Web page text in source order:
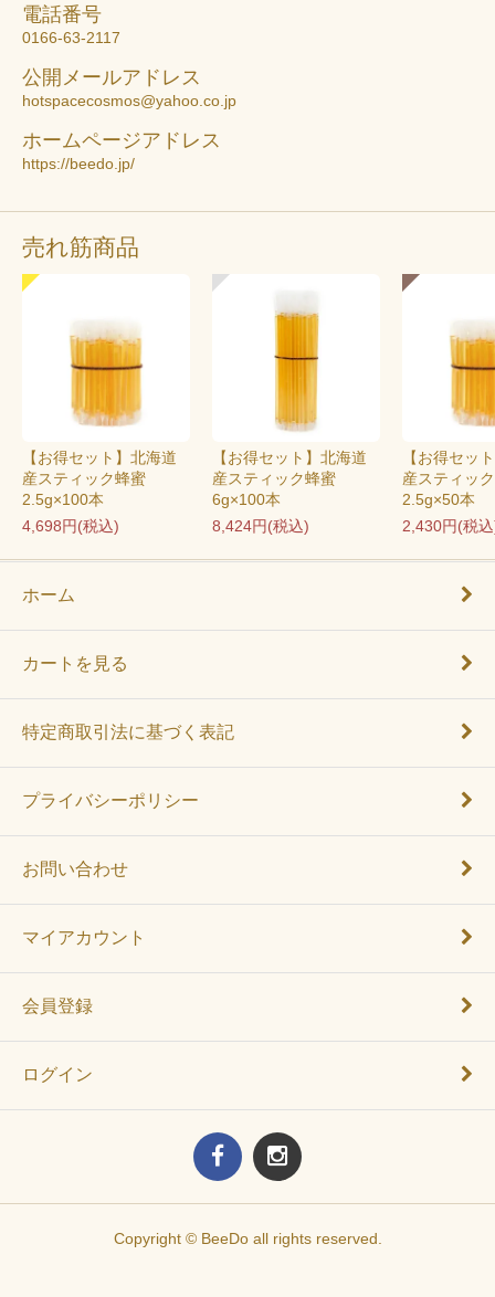
電話番号
0166-63-2117
公開メールアドレス
hotspacecosmos@yahoo.co.jp
ホームページアドレス
https://beedo.jp/
売れ筋商品
【お得セット】北海道
産スティック蜂蜜
2.5g×100本
4,698円(税込)
【お得セット】北海道
産スティック蜂蜜
6g×100本
8,424円(税込)
【お得セッ
産スティッ
2.5g×50本
2,430円(税
ホーム
カートを見る
特定商取引法に基づく表記
プライバシーポリシー
お問い合わせ
マイアカウント
会員登録
ログイン
Copyright © BeeDo all rights reserved.